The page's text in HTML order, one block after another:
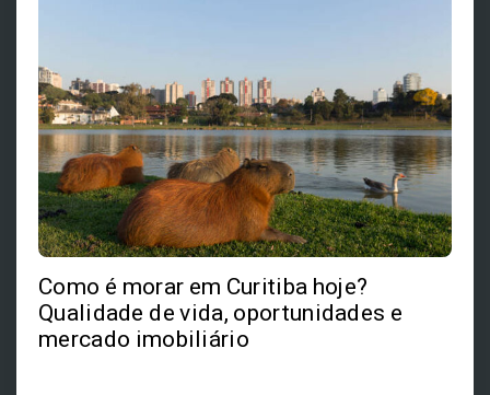
Como é morar em Curitiba hoje?
Qualidade de vida, oportunidades e
mercado imobiliário